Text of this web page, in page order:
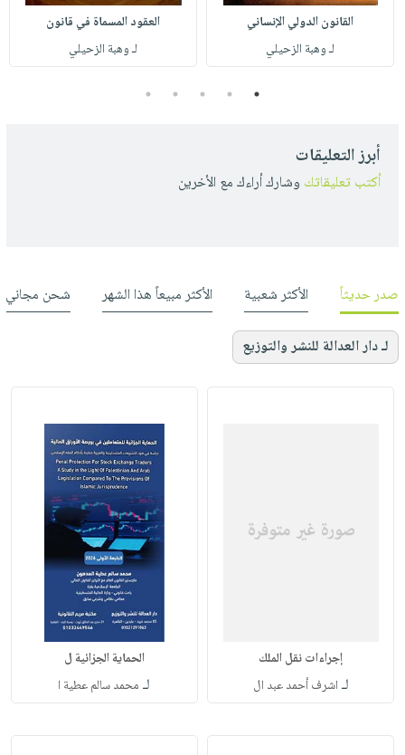
القانون الدولي الإنساني
لـ وهبة الزحيلي
العقود المسماة في قانون
لـ وهبة الزحيلي
1
2
3
4
5
أبرز التعليقات
أكتب تعليقاتك وشارك أراءك مع الأخرين
صدر حديثاً الأكثر شعبية الأكثر مبيعاً هذا الشهر شحن مجاني
لـ دار العدالة للنشر والتوزيع
إجراءات نقل الملك
لـ اشرف أحمد عبد ال
الحماية الجزائية ل
لـ محمد سالم عطية ا